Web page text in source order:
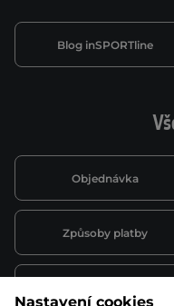
Objednávka
Způsoby platby
Blog inSPORTline
Nastavení cookies